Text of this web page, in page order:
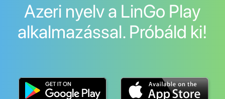
Azeri nyelv a LinGo Play
alkalmazással. Próbáld ki!